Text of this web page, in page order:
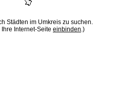
Städten im Umkreis zu suchen.
Internet-Seite einbinden.)